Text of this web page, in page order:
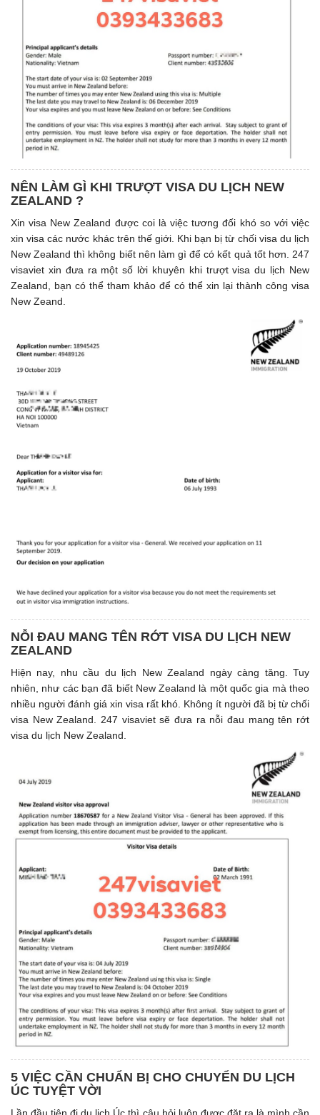
NÊN LÀM GÌ KHI TRƯỢT VISA DU LỊCH NEW
ZEALAND ?
Xin visa New Zealand được coi là việc tương đối khó so với việc
xin visa các nước khác trên thế giới. Khi bạn bị từ chối visa du lịch
New Zealand thì không biết nên làm gì để có kết quả tốt hơn. 247
visaviet xin đưa ra một số lời khuyên khi trượt visa du lịch New
Zealand, bạn có thể tham khảo để có thể xin lại thành công visa
New Zeand.
NỖI ĐAU MANG TÊN RỚT VISA DU LỊCH NEW
ZEALAND
Hiện nay, nhu cầu du lịch New Zealand ngày càng tăng. Tuy
nhiên, như các bạn đã biết New Zealand là một quốc gia mà theo
nhiều người đánh giá xin visa rất khó. Không ít người đã bị từ chối
visa New Zealand. 247 visaviet sẽ đưa ra nỗi đau mang tên rớt
visa du lịch New Zealand.
5 VIỆC CẦN CHUẨN BỊ CHO CHUYỂN DU LỊCH
ÚC TUYỆT VỜI